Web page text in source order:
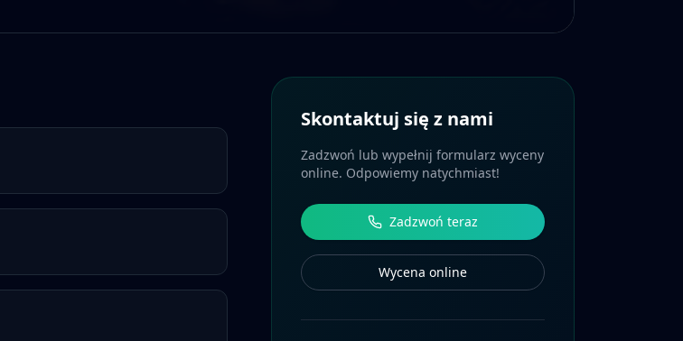
Skontaktuj się z nami
Zadzwoń lub wypełnij formularz wyceny
online. Odpowiemy natychmiast!
Zadzwoń teraz
Wycena online